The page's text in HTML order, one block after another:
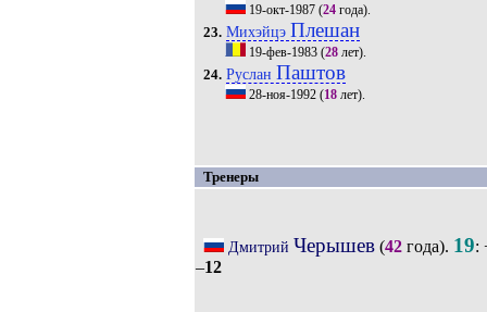
19-окт-1987(24года).
23. Михэйцэ Плешан
19-фев-1983(28лет).
24. Руслан Паштов
28-ноя-1992(18лет).
Тренеры
Дмитрий Черышев(42года). 19:
–12